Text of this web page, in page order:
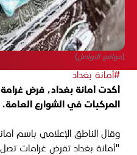
(مواقع التواصل)
#أمانة بغداد
أكدت أمانة بغداد، فرض
المركبات في الشوارع العامة.
وقال الناطق الإعلامي باسم
"أمانة بغداد تفرض غرامات